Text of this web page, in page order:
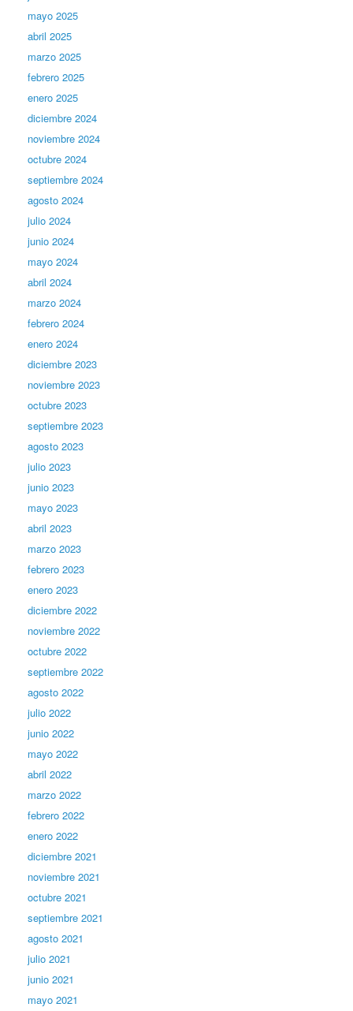
mayo 2025
abril 2025
marzo 2025
febrero 2025
enero 2025
diciembre 2024
noviembre 2024
octubre 2024
septiembre 2024
agosto 2024
julio 2024
junio 2024
mayo 2024
abril 2024
marzo 2024
febrero 2024
enero 2024
diciembre 2023
noviembre 2023
octubre 2023
septiembre 2023
agosto 2023
julio 2023
junio 2023
mayo 2023
abril 2023
marzo 2023
febrero 2023
enero 2023
diciembre 2022
noviembre 2022
octubre 2022
septiembre 2022
agosto 2022
julio 2022
junio 2022
mayo 2022
abril 2022
marzo 2022
febrero 2022
enero 2022
diciembre 2021
noviembre 2021
octubre 2021
septiembre 2021
agosto 2021
julio 2021
junio 2021
mayo 2021